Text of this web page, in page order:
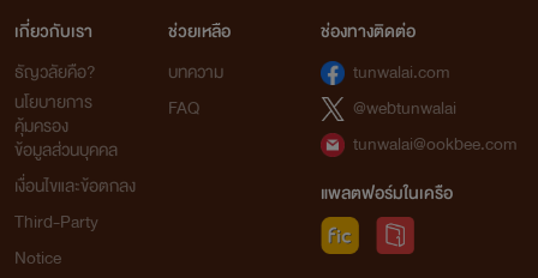
เกี่ยวกับเรา
ธัญวลัยคือ?
นโยบายการ
คุ้มครอง
ข้อมูลส่วนบุคคล
เงื่อนไขและข้อตกลง
Third-Party
Notice
ช่วยเหลือ
บทความ
FAQ
ช่องทางติดต่อ
tunwalai.com
@webtunwalai
tunwalai@ookbee.com
แพลตฟอร์มในเครือ